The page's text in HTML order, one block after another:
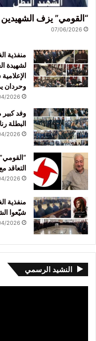
“القومي” يزف
07/06/2026
منفذية
لشهيدة
وحردان
2026
وفد
البطلة
2026
التعاقد
2026
منفذية
شيّعوا
2026
النشيد الرسمي